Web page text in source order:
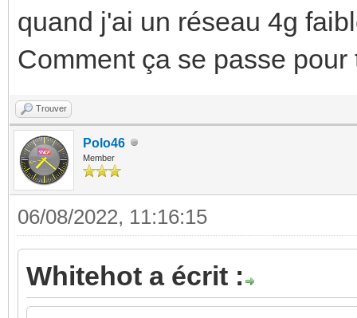
quand j'ai un réseau 4g
Comment ça se passe pour
Trouver
Polo46
Member
06/08/2022, 11:16:15
Whitehot a écrit :